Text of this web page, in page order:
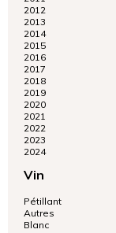
2012
2013
2014
2015
2016
2017
2018
2019
2020
2021
2022
2023
2024
Vin
Pétillant
Autres
Blanc